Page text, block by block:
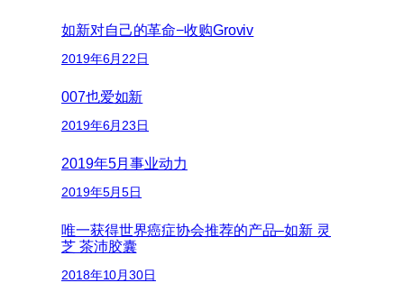
如新对自己的革命−收购Groviv
2019年6月22日
007也爱如新
2019年6月23日
2019年5月事业动力
2019年5月5日
唯一获得世界癌症协会推荐的产品–如新 灵
芝 茶沛胶囊
2018年10月30日